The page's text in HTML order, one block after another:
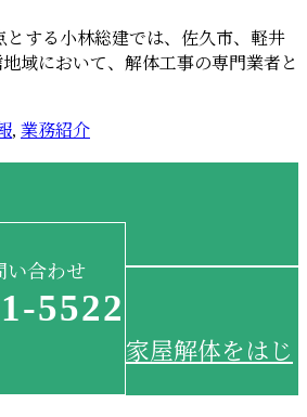
する小林総建では、佐久市、軽井
域において、解体工事の専門業者と
, 業務紹介
い合わせ
5522
家屋解体をはじ